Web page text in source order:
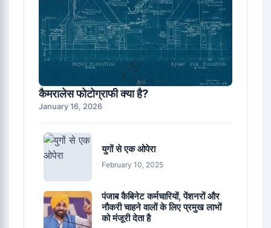
कैमरालेस फोटोग्राफी क्या है?
January 16, 2026
युगों से एक ओपेरा
February 10, 2025
पंजाब कैबिनेट कर्मचारियों, पेंशनरों और
नौकरी चाहने वालों के लिए प्रमुख लाभों
को मंजूरी देता है